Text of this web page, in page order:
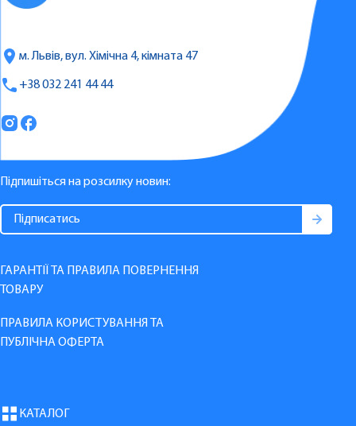
м. Львів, вул. Хімічна 4, кімната 47
+38 032 241 44 44
Підпишіться на розсилку новин:
ГАРАНТІЇ ТА ПРАВИЛА ПОВЕРНЕННЯ
ТОВАРУ
ПРАВИЛА КОРИСТУВАННЯ ТА
ПУБЛІЧНА ОФЕРТА
КАТАЛОГ